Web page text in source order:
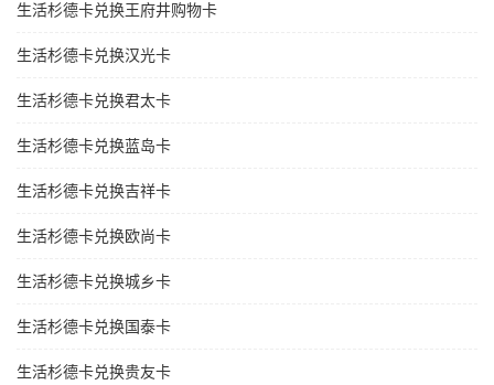
生活杉德卡兑换王府井购物卡
生活杉德卡兑换汉光卡
生活杉德卡兑换君太卡
生活杉德卡兑换蓝岛卡
生活杉德卡兑换吉祥卡
生活杉德卡兑换欧尚卡
生活杉德卡兑换城乡卡
生活杉德卡兑换国泰卡
生活杉德卡兑换贵友卡